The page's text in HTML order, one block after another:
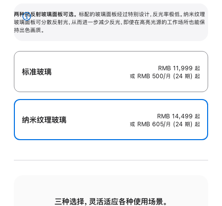
两种抗反射玻璃面板可选。 标配的玻璃面板经过特别设计，反光率极低。纳米纹理
玻璃面板可分散反射光，从而进一步减少反光，即使在高亮光源的工作场所也能保
持出色画质。
展
开
标准玻璃 RMB 11,999 起
或 RMB 500/月 (24 期) 起
纳米纹理玻璃 RMB 14,499 起
或 RMB 605/月 (24 期) 起
三种选择，灵活适应各种使用场景。